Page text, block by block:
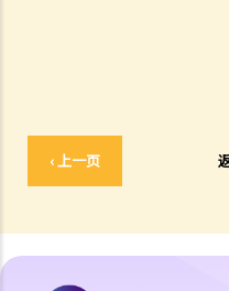
‹ 上一页
4. 哪些关于借款人/欠债人的资
报告？